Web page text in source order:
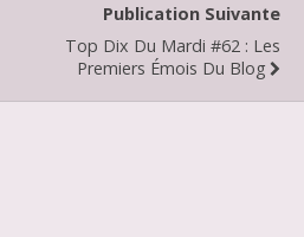
Publication Suivante
Top Dix Du Mardi #62 : Les
Premiers Émois Du Blog